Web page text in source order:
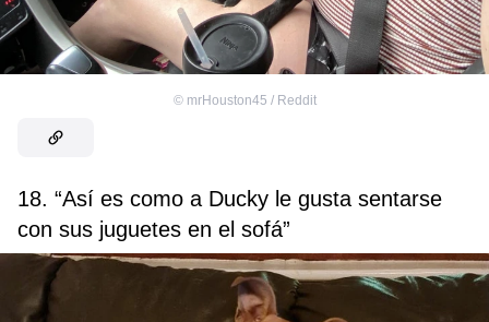
© mrHouston45 / Reddit
18. “Así es como a Ducky le gusta sentarse
con sus juguetes en el sofá”